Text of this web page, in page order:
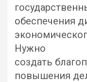
обеспечения
Нужно
создать
повышения